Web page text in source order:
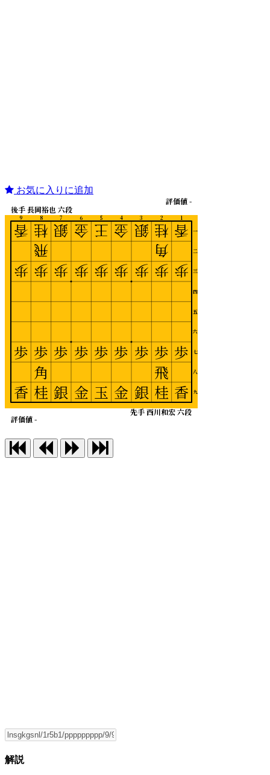
お気に入りに追加
1
2
3
4
5
6
7
8
9
一
二
三
四
五
六
七
八
九
先手 西川和宏 六段
後手 長岡裕也 六段
評価値 -
評価値 -
香
歩
歩
香
桂
角
歩
歩
飛
桂
銀
歩
歩
銀
金
歩
歩
金
王
歩
歩
玉
金
歩
歩
金
銀
歩
歩
銀
桂
飛
歩
歩
角
桂
香
歩
歩
香
解説